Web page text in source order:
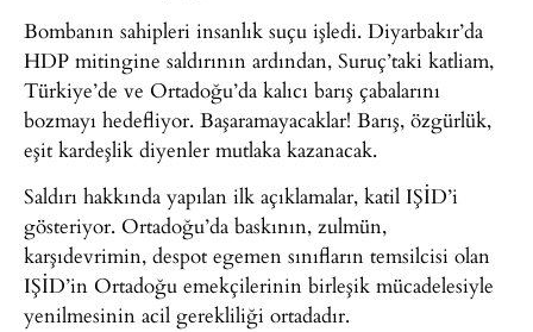
Bombanın sahipleri insanlık suçu işledi. Diyarbakır’da
HDP mitingine saldırının ardından, Suruç’taki katliam,
Türkiye’de ve Ortadoğu’da kalıcı barış çabalarını
bozmayı hedefliyor. Başaramayacaklar! Barış, özgürlük,
eşit kardeşlik diyenler mutlaka kazanacak.
Saldırı hakkında yapılan ilk açıklamalar, katil IŞİD’i
gösteriyor. Ortadoğu’da baskının, zulmün,
karşıdevrimin, despot egemen sınıfların temsilcisi olan
IŞİD’in Ortadoğu emekçilerinin birleşik mücadelesiyle
yenilmesinin acil gerekliliği ortadadır.